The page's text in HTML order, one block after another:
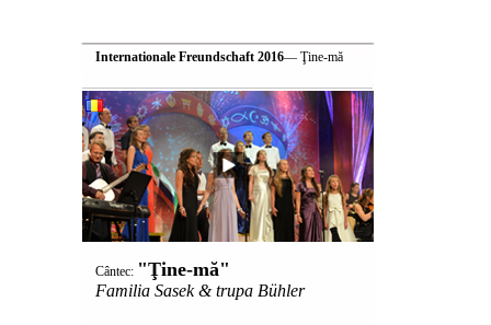
Internationale Freundschaft 2016— Ţine-mă
Cântec: "Ţine-mă"
Familia Sasek & trupa Bühler